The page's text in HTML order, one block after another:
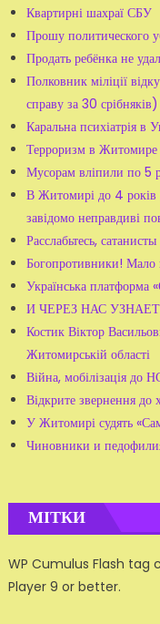
Квартирні шахраї СБУ
Прошу политического
Продать ребёнка не
Полковник міліції
справу за 30 срібняків)
Каральна психіатрія в
Терроризм в Житомире
Мусорам вліпили по 5
В Житомирі до 4 років
завідомо неправдиві
Расслабьтесь, сатанисты
Богопротивники!
Українська платформа
И ЧЕРЕЗ НАС
Костик Віктор
Житомирській області
Війна, мобілізація до
Відкрите звернення до
У Житомирі судять
Чиновники и
МІТКИ
WP Cumulus Flash tag
Player 9 or better.